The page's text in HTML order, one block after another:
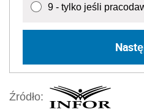
9 - tylko jeśli
Źródło: